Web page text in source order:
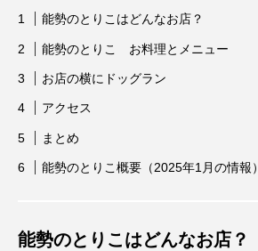
能勢のとりこはどんなお店？
能勢のとりこ お料理とメニュー
お店の横にドッグラン
アクセス
まとめ
能勢のとりこ概要（2025年1月の情報）
能勢のとりこはどんなお店？